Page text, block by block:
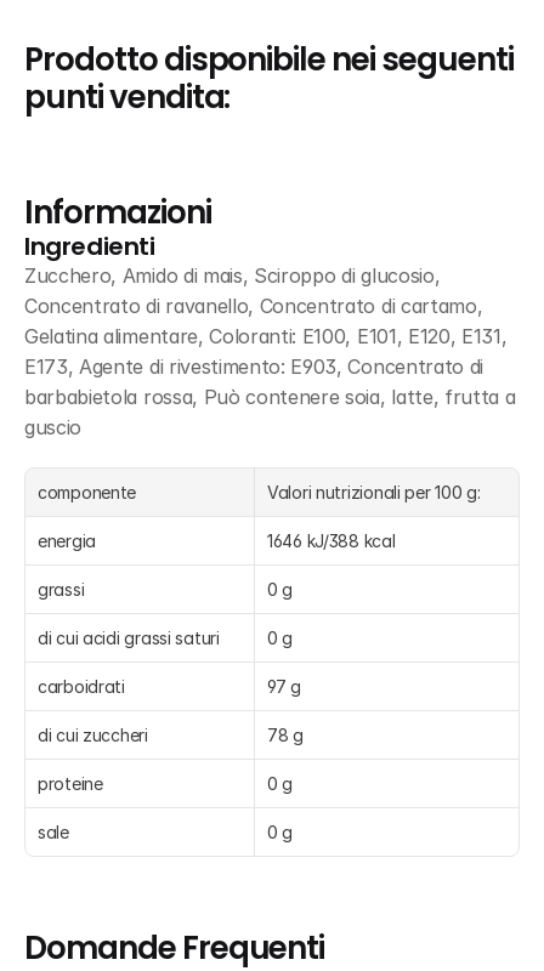
Prodotto disponibile nei seguenti
punti vendita:
Informazioni
Ingredienti
Zucchero, Amido di mais, Sciroppo di glucosio,
Concentrato di ravanello, Concentrato di cartamo,
Gelatina alimentare, Coloranti: E100, E101, E120, E131,
E173, Agente di rivestimento: E903, Concentrato di
barbabietola rossa, Può contenere soia, latte, frutta a
guscio
componente Valori nutrizionali per 100 g:
energia 1646 kJ/388 kcal
grassi 0 g
di cui acidi grassi saturi 0 g
carboidrati 97 g
di cui zuccheri 78 g
proteine 0 g
sale 0 g
Domande Frequenti